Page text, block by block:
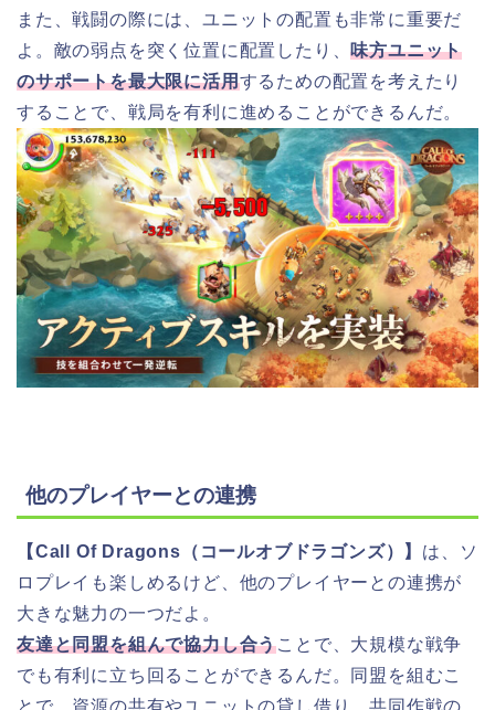
また、戦闘の際には、ユニットの配置も非常に重要だ
よ。敵の弱点を突く位置に配置したり、味方ユニット
のサポートを最大限に活用するための配置を考えたり
することで、戦局を有利に進めることができるんだ。
他のプレイヤーとの連携
【Call Of Dragons（コールオブドラゴンズ）】 は、ソ
ロプレイも楽しめるけど、他のプレイヤーとの連携が
大きな魅力の一つだよ。
友達と同盟を組んで協力し合うことで、大規模な戦争
でも有利に立ち回ることができるんだ。同盟を組むこ
とで、資源の共有やユニットの貸し借り、共同作戦の